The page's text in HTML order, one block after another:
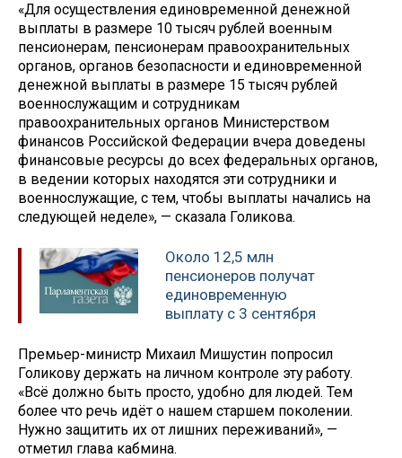
«Для осуществления единовременной денежной
выплаты в размере 10 тысяч рублей военным
пенсионерам, пенсионерам правоохранительных
органов, органов безопасности и единовременной
денежной выплаты в размере 15 тысяч рублей
военнослужащим и сотрудникам
правоохранительных органов Министерством
финансов Российской Федерации вчера доведены
финансовые ресурсы до всех федеральных органов,
в ведении которых находятся эти сотрудники и
военнослужащие, с тем, чтобы выплаты начались на
следующей неделе», — сказала Голикова.
Около 12,5 млн
пенсионеров получат
единовременную
выплату с 3 сентября
Премьер-министр Михаил Мишустин попросил
Голикову держать на личном контроле эту работу.
«Всё должно быть просто, удобно для людей. Тем
более что речь идёт о нашем старшем поколении.
Нужно защитить их от лишних переживаний», —
отметил глава кабмина.